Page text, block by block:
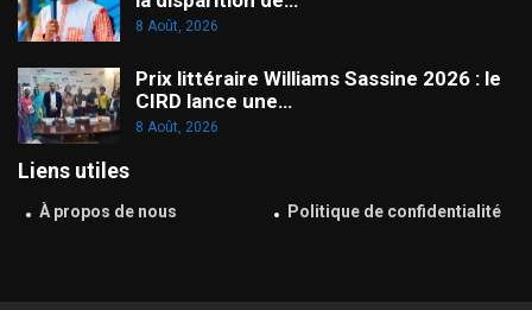
8 Août, 2026
Prix littéraire Williams Sassine 2026 : le
CIRD lance une…
8 Août, 2026
Liens utiles
À propos de nous Politique de confidentialité